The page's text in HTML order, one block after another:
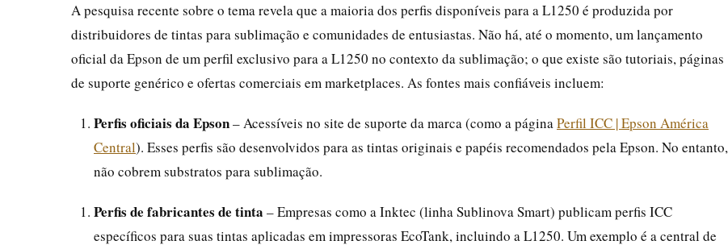
A pesquisa recente sobre o tema revela que a maioria dos perfis disponíveis para a L1250 é produzida por
distribuidores de tintas para sublimação e comunidades de entusiastas. Não há, até o momento, um lançamento
oficial da Epson de um perfil exclusivo para a L1250 no contexto da sublimação; o que existe são tutoriais, páginas
de suporte genérico e ofertas comerciais em marketplaces. As fontes mais confiáveis incluem:
Perfis oficiais da Epson– Acessíveis no site de suporte da marca (como a página Perfil ICC | Epson América
Central). Esses perfis são desenvolvidos para as tintas originais e papéis recomendados pela Epson. No entanto,
não cobrem substratos para sublimação.
Perfis de fabricantes de tinta – Empresas como a Inktec (linha Sublinova Smart) publicam perfis ICC
específicos para suas tintas aplicadas em impressoras EcoTank, incluindo a L1250. Um exemplo é a central de